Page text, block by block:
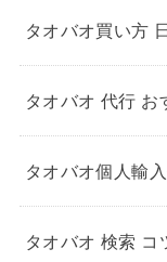
タオバオ買い方
タオバオ 代行 お
タオバオ個人輸
タオバオ 検索 コ